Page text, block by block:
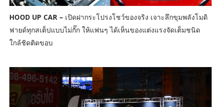
HOOD UP CAR – เปิดฝากระโปรงโชว์ของจริง เจาะลึกขุมพลังโมดิ
ฟายด์ทุกสเต็ปแบบไม่กั๊ก ให้แฟนๆ ได้เห็นของแต่งแรงจัดเต็มชนิด
ใกล้ชิดติดขอบ